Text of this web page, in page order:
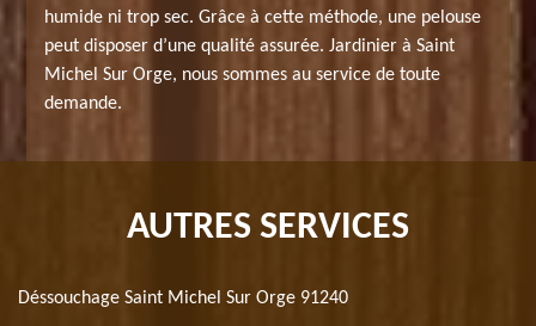
humide ni trop sec. Grâce à cette méthode, une pelouse
peut disposer d’une qualité assurée. Jardinier à Saint
Michel Sur Orge, nous sommes au service de toute
demande.
AUTRES SERVICES
Déssouchage Saint Michel Sur Orge 91240